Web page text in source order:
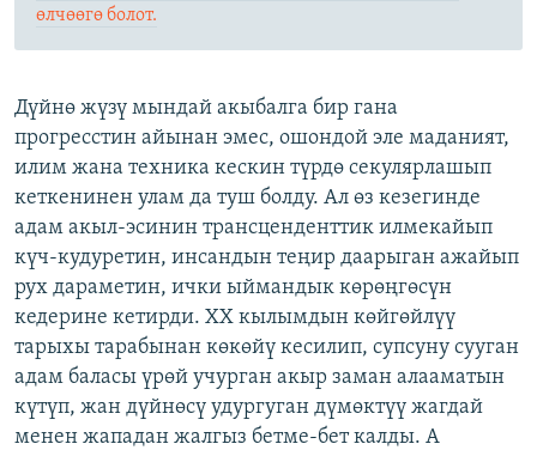
өлчөөгө болот.
Дүйнө жүзү мындай акыбалга бир гана
прогресстин айынан эмес, ошондой эле маданият,
илим жана техника кескин түрдө секулярлашып
кеткенинен улам да туш болду. Ал өз кезегинде
адам акыл-эсинин трансценденттик илмекайып
күч-кудуретин, инсандын теңир даарыган ажайып
рух дараметин, ички ыймандык көрөңгөсүн
кедерине кетирди. XX кылымдын көйгөйлүү
тарыхы тарабынан көкөйү кесилип, супсуну сууган
адам баласы үрөй учурган акыр заман алааматын
күтүп, жан дүйнөсү удургуган дүмөктүү жагдай
менен жападан жалгыз бетме-бет калды. А